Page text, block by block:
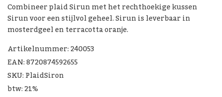
Combineer plaid Sirun met het rechthoekige kussen
Sirun voor een stijlvol geheel. Sirun is leverbaar in
mosterdgeel en terracotta oranje.
Artikelnummer: 240053
EAN: 8720874592655
SKU: PlaidSiron
btw: 21%